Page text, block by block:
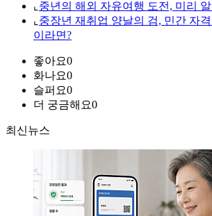
⌞ 중년의 해외 자유여행 도전, 미리
⌞ 중장년 재취업 양날의 검, 민간 자
이라면?
좋아요0
화나요0
슬퍼요0
더 궁금해요0
최신뉴스